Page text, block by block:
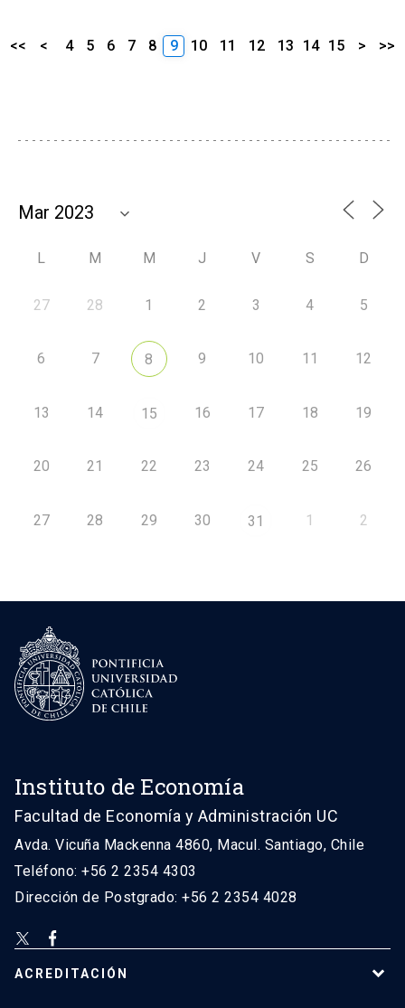
<< < 4 5 6 7 8 9 10 11 12 13 14 15 > >>
L M M J V S D
27 28 1 2 3 4 5
6 7 8 9 10 11 12
13 14 15 16 17 18 19
20 21 22 23 24 25 26
27 28 29 30 31 1 2
Instituto de Economía
Facultad de Economía y Administración UC
Avda. Vicuña Mackenna 4860, Macul. Santiago, Chile
Teléfono: +56 2 2354 4303
Dirección de Postgrado: +56 2 2354 4028
ACREDITACIÓN